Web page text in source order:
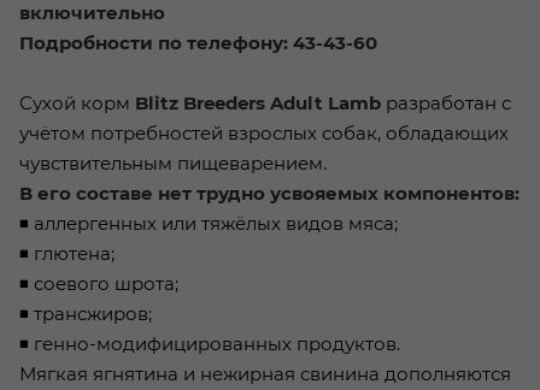
включительно
Подробности по телефону: 43-43-60
Сухой корм Blitz Breeders Adult Lamb разработан с
учётом потребностей взрослых собак, обладающих
чувствительным пищеварением.
В его составе нет трудно усвояемых компонентов:
◾ аллергенных или тяжёлых видов мяса;
◾ глютена;
◾ соевого шрота;
◾ трансжиров;
◾ генно-модифицированных продуктов.
Мягкая ягнятина и нежирная свинина дополняются